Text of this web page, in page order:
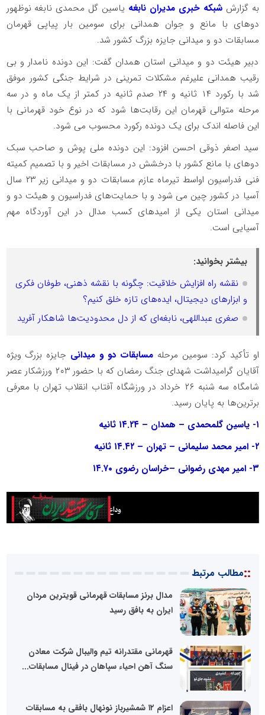
به گزارششبکه خبری مدیران نابغه یاسین گل محمدی نابغه نوظهور
دو‌های با مانع و جوان همدانی برای سومین بار پیاپی قهرمان
مسابقات دو و میدانی جایزه بزرگ کشور شد.
دبیر هیئت دو و میدانی استان همدان گفت: این دونده نامدار و بی
رقیب همدانی علیرغم مشکلات تمرینی در شرایط جنگی کشور موفق
شد با رکورد ۱۴ ثانیه و ۲۴ صدم ثانیه در کمتر از یک ماه و در سه
مرحله متوالی قهرمان این رقابت‌ها شود که در نوع خود قهرمانی با
این فاصله اندک برای یک دونده رکورد محسوب می شود.
سید اصغر ذوقی احسن افزود: این دونده ملی پوش و صاحب سبک
دو‌های با مانع کشور با درخشش در مسابقات اخیر و با تصمیم کمیته
فنی فدراسیون اواسط تیرماه عازم مسابقات دو و میدانی زیر ۲۳ سال
آسیا در کشور چین می شود و با حمایت‌های فدراسیون و هیئت دو و
میدانی استان یکی از امید‌های کسب مدال در این آوردگاه مهم
آسیایی است.
بیشتر بخوانید:
نقشه راه افزایش خلاقیت: چگونه با نقشه ذهنی، طوفان فکری
و ابزارهای دیجیتال، ایده‌های تازه خلق کنیم؟
صغری عبداللهی، نابغه‌ای که از دل محدودیت‌ها شاهکار آفرید
او تأکید کرد: سومین مرحله مسابقات دو و میدانی جایزه بزرگ ویژه
آقایان گرامیداشت شهدای جنگ رمضان که با حضور ۲۰۳ ورزشکار عصر
شامگاه سه شنبه ۲۶ خرداد در ورزشگاه آفتاب انقلاب تهران با معرفی
برترین‌ها به پایان رسید.
۱- یاسین گلمحمدی – همدان – ۱۴.۲۴ ثانیه
۲- امیر محمد سلیمانی – تهران – ۱۴.۴۲ ثانیه
۳- امیر مهدی رضوانی –خراسان رضوی ۱۴.۷۰
::مطالب مرتبط
مدال برنز مسابقات قهرمانی قویترین مردان
ایران به بافق رسید
قهرمانی مقتدرانه تیم والیبال شرکت معادن
سنگ آهن احیاء سپاهان در فینال مسابقات...
اعزام ۱۲ شمشیرباز نونهال بافقی به مسابقات